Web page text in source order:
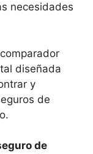
necesidades
diseñada
y
de
de